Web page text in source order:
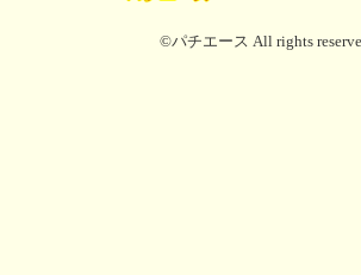
©パチエース All rights